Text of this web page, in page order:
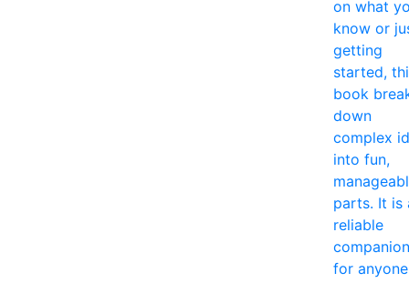
on what
know or
getting
started,
book
down
complex
into fun,
parts. It is
reliable
companion
for anyone